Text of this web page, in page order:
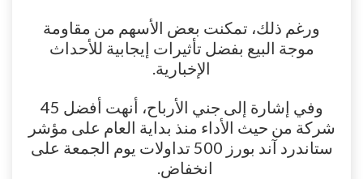
ورغم ذلك، تمكنت بعض الأسهم من مقاومة
موجة البيع بفضل تأثيرات إيجابية للأحداث
الإخبارية.
وفي إشارة إلى جني الأرباح، أنهت أفضل 45
شركة من حيث الأداء منذ بداية العام على مؤشر
ستاندرد آند بورز 500 تداولات يوم الجمعة على
انخفاض.